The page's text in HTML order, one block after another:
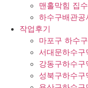
맨홀막힘 집
하수구배관공
작업후기
마포구 하수
서대문하수
강동구하수
성북구하수